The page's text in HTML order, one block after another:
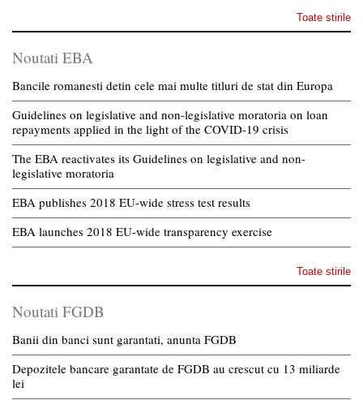
Toate stirile
Noutati EBA
Bancile romanesti detin cele mai multe titluri de stat din Europa
Guidelines on legislative and non-legislative moratoria on loan
repayments applied in the light of the COVID-19 crisis
The EBA reactivates its Guidelines on legislative and non-
legislative moratoria
EBA publishes 2018 EU-wide stress test results
EBA launches 2018 EU-wide transparency exercise
Toate stirile
Noutati FGDB
Banii din banci sunt garantati, anunta FGDB
Depozitele bancare garantate de FGDB au crescut cu 13 miliarde
lei